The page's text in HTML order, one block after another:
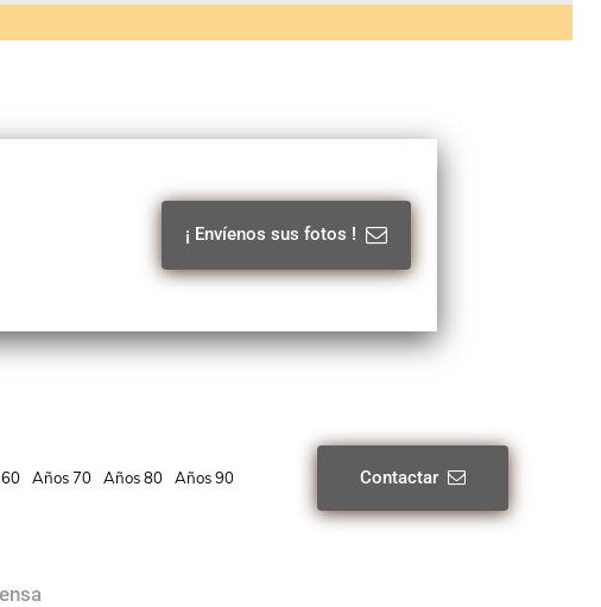
¡ Envíenos sus fotos !
Años 70 Años 80 Años 90 Contactar